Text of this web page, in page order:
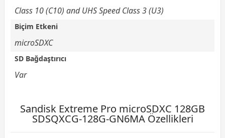
Class 10 (C10) and UHS Speed Class 3 (U3)
Biçim Etkeni
microSDXC
SD Bağdaştırıcı
Var
Sandisk Extreme Pro microSDXC 128GB
SDSQXCG-128G-GN6MA Özellikleri